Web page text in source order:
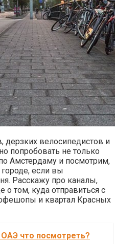
дерзких велосипедистов и
попробовать не только
Амстердаму и посмотрим,
городе, если вы
Расскажу про каналы,
том, куда отправиться с
и квартал Красных
что посмотреть?